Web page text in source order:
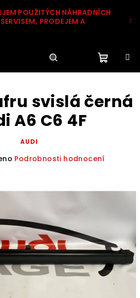
POUŽITÝCH NÁHRADNÍCH
PRODEJEM A
HledatPřihlášení
košík
svislá černá
A6 C6 4F
AUDI
Podrobnosti hodnocení